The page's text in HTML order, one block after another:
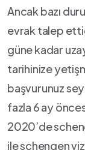
Ancak bazı
evrak talep
güne kadar
tarihinize
başvurunuz
fazla 6 ay
2020’de
ile schengen